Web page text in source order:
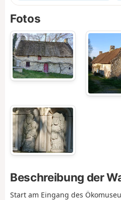
Fotos
Beschreibung der
Start am Eingang des